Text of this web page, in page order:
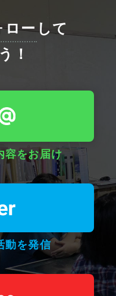
ローして
！
容をお届け
動を発信